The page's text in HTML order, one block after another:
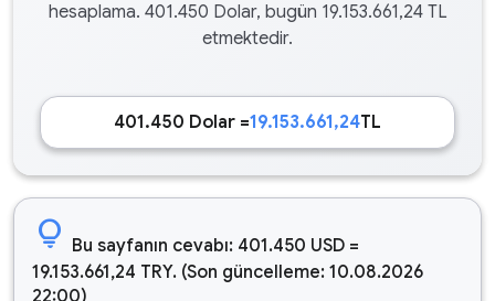
hesaplama. 401.450 Dolar, bugün 19.153.661,24 TL
etmektedir.
401.450 Dolar =19.153.661,24TL
lightbulb Bu sayfanın cevabı: 401.450 USD =
19.153.661,24 TRY. (Son güncelleme: 10.08.2026
22:00)